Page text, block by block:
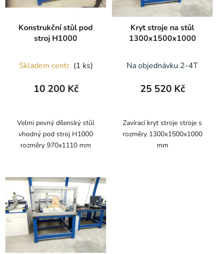
Konstrukční stůl pod
stroj H1000
Skladem centr. (1 ks)
10 200 Kč
Velmi pevný dílenský stůl
vhodný pod stroj H1000
rozměry 970x1110 mm
Kryt stroje na stůl
1300x1500x1000
Na objednávku 2-4T
25 520 Kč
Zavírací kryt stroje stroje s
rozměry 1300x1500x1000
mm